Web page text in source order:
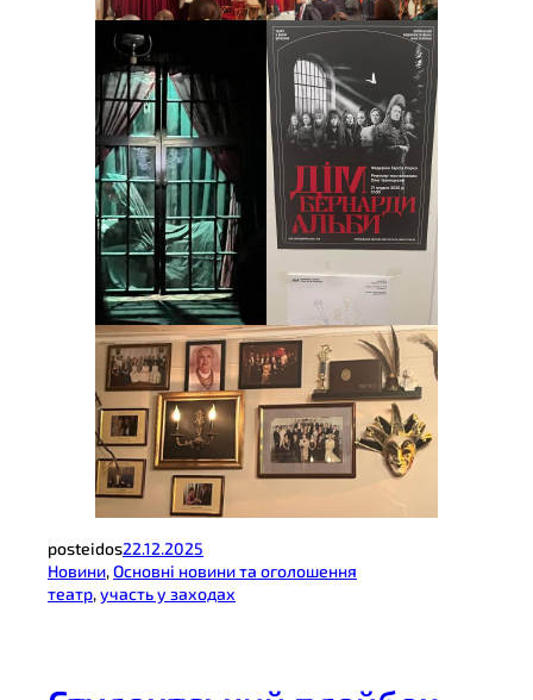
posteidos22.12.2025
Новини, Основні новини та оголошення
театр, участь у заходах